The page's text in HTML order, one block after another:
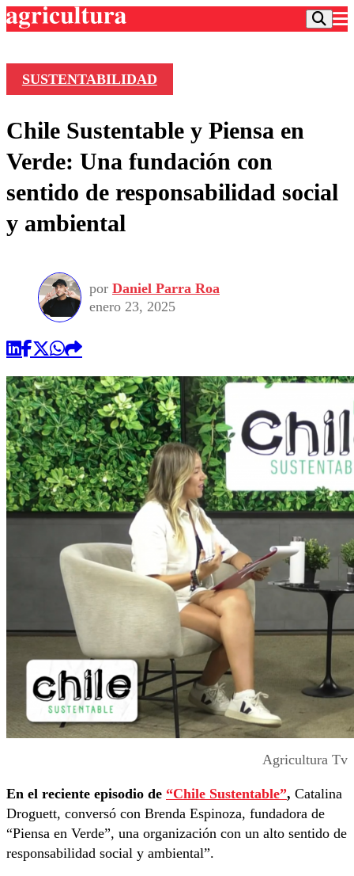
Frecuencias
Agricultura TV
Deportes
Colo Colo
Motor
Torneo Internacional
Torneo Nacional
Entretención
Noticias
Internacional
Nacional
Vida Social
Programas
Comercial
SUSTENTABILIDAD
Chile Sustentable y Piensa en
Verde: Una fundación con
sentido de responsabilidad social
y ambiental
por Daniel Parra Roa
enero 23, 2025
Agricultura Tv
En el reciente episodio de “Chile Sustentable”, Catalina
Droguett, conversó con Brenda Espinoza, fundadora de
“Piensa en Verde”, una organización con un alto sentido de
responsabilidad social y ambiental”.